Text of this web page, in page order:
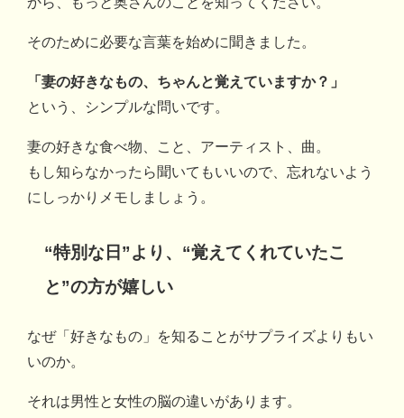
そのために必要な言葉を始めに聞きました。
「妻の好きなもの、ちゃんと覚えていますか？」
という、シンプルな問いです。
妻の好きな食べ物、こと、アーティスト、曲。
もし知らなかったら聞いてもいいので、忘れないよう
にしっかりメモしましょう。
“特別な日”より、“覚えてくれていたこ
と”の方が嬉しい
なぜ「好きなもの」を知ることがサプライズよりもい
いのか。
それは男性と女性の脳の違いがあります。